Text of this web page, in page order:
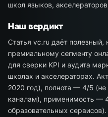
школ языков,
Наш вердикт
Статья vc.ru даёт полезный,
премиальному сегменту
для сверки KPI и аудита
школах и акселераторах.
2020 год), полнота — 4/5 (не
каналам), применимость —
образовательных